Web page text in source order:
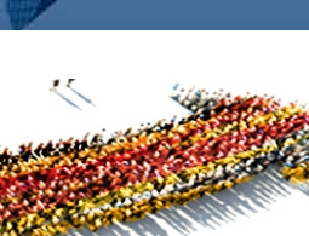
unserer Website. Einige von ihnen sind
Ihre Erfahrung zu verbessern.
alt sind und Ihre Zustimmung zu
um Erlaubnis bitten.